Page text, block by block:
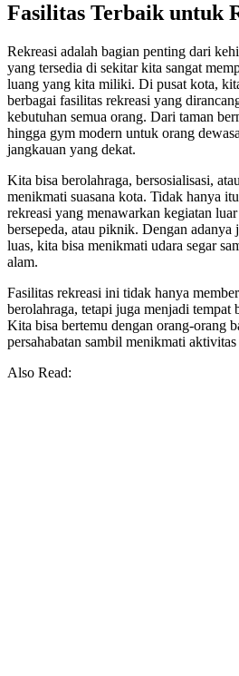
Fasilitas Terbaik untuk
Rekreasi adalah bagian penting dari
yang tersedia di sekitar kita sangat
luang yang kita miliki. Di pusat kota,
berbagai fasilitas rekreasi yang
kebutuhan semua orang. Dari taman
hingga gym modern untuk orang
jangkauan yang dekat.
Kita bisa berolahraga, bersosialisasi,
menikmati suasana kota. Tidak hanya
rekreasi yang menawarkan kegiatan
bersepeda, atau piknik. Dengan
luas, kita bisa menikmati udara segar
alam.
Fasilitas rekreasi ini tidak hanya
berolahraga, tetapi juga menjadi tempat
Kita bisa bertemu dengan orang-orang
persahabatan sambil menikmati
Also Read: